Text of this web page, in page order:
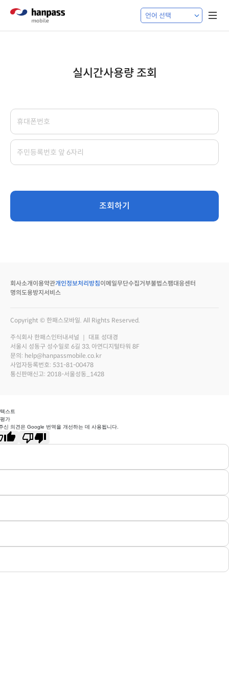
실시간사용량 조회
조회하기
회사소개 이용약관개인정보처리방침이메일무단수집거부불법스팸대응센터
명의도용방지서비스
Copyright © 한패스모바일. All Rights Reserved.
주식회사 한패스인터내셔널 ｜ 대표 성대경
서울시 성동구 성수일로 6길 33, 아연디지털타워 8F
문의: help@hanpassmobile.co.kr
사업자등록번호: 531-81-00478
통신판매신고: 2018-서울성동_1428
스트
가
신 의견은 Google 번역을 개선하는 데 사용됩니다.